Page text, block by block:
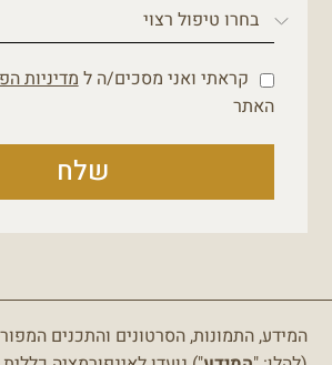
קראתי ואני מסכים/ה למדיניות
האתר
שלח
המידע, התמונות, הסרטונים והתכנים